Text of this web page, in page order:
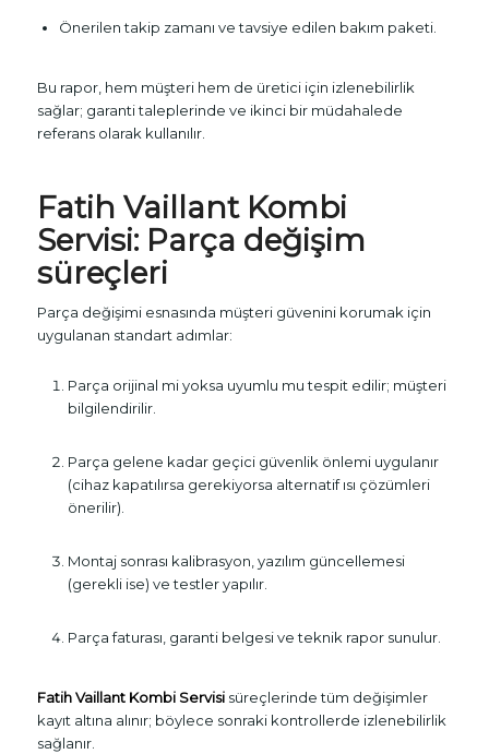
Önerilen takip zamanı ve tavsiye edilen bakım paketi.
Bu rapor, hem müşteri hem de üretici için izlenebilirlik
sağlar; garanti taleplerinde ve ikinci bir müdahalede
referans olarak kullanılır.
Fatih Vaillant Kombi
Servisi: Parça değişim
süreçleri
Parça değişimi esnasında müşteri güvenini korumak için
uygulanan standart adımlar:
Parça orijinal mi yoksa uyumlu mu tespit edilir; müşteri
bilgilendirilir.
Parça gelene kadar geçici güvenlik önlemi uygulanır
(cihaz kapatılırsa gerekiyorsa alternatif ısı çözümleri
önerilir).
Montaj sonrası kalibrasyon, yazılım güncellemesi
(gerekli ise) ve testler yapılır.
Parça faturası, garanti belgesi ve teknik rapor sunulur.
Fatih Vaillant Kombi Servisisüreçlerinde tüm değişimler
kayıt altına alınır; böylece sonraki kontrollerde izlenebilirlik
sağlanır.